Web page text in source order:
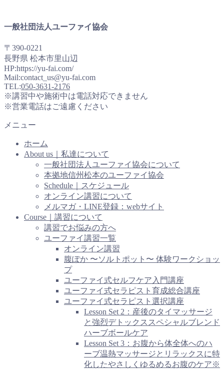
一般社団法人ユーファイ協会
〒390-0221
長野県 松本市里山辺
HP:https://yu-fai.com/
Mail:contact_us@yu-fai.com
TEL:050-3631-2176
※講習中や施術中は電話対応できません
※営業電話はご遠慮ください
メニュー
ホーム
About us｜私達について
一般社団法人ユーファイ協会について
本拠地信州松本のユーファイ協会
Schedule｜スケジュール
オンライン講習について
メルマガ・LINE登録：webサイト
Course｜講習について
講習でお悩みの方へ
ユーファイ講習一覧
オンライン講習
腹ぽか 〜ソルトポット〜 体験ワークショッ
プ
ユーファイ式セルフケア入門講座
ユーファイ式セラピスト育成総合講座
ユーファイ式セラピスト選択講座
Lesson Set 2：産後のタイマッサージ
と強烈デトックススペシャルブレンド
ハーブボールケア
Lesson Set 3：お腹から体全体へのハ
ーブ温熱マッサージとリラックスに特
化したやさしくゆるめるお腹のケア※